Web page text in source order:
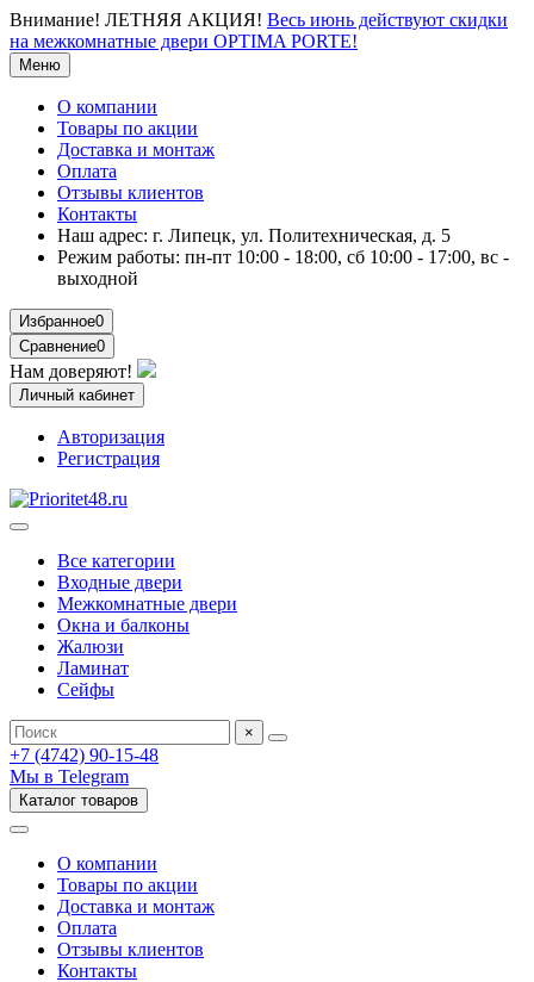
Внимание! ЛЕТНЯЯ АКЦИЯ! Весь июнь действуют скидки
на межкомнатные двери OPTIMA PORTE!
Меню
О компании
Товары по акции
Доставка и монтаж
Оплата
Отзывы клиентов
Контакты
Наш адрес: г. Липецк, ул. Политехническая, д. 5
Режим работы: пн-пт 10:00 - 18:00, сб 10:00 - 17:00, вс -
выходной
Избранное0
Сравнение0
Нам доверяют!
Личный кабинет
Авторизация
Регистрация
Все категории
Входные двери
Межкомнатные двери
Окна и балконы
Жалюзи
Ламинат
Сейфы
×
+7 (4742) 90-15-48
Мы в Telegram
Каталог товаров
О компании
Товары по акции
Доставка и монтаж
Оплата
Отзывы клиентов
Контакты